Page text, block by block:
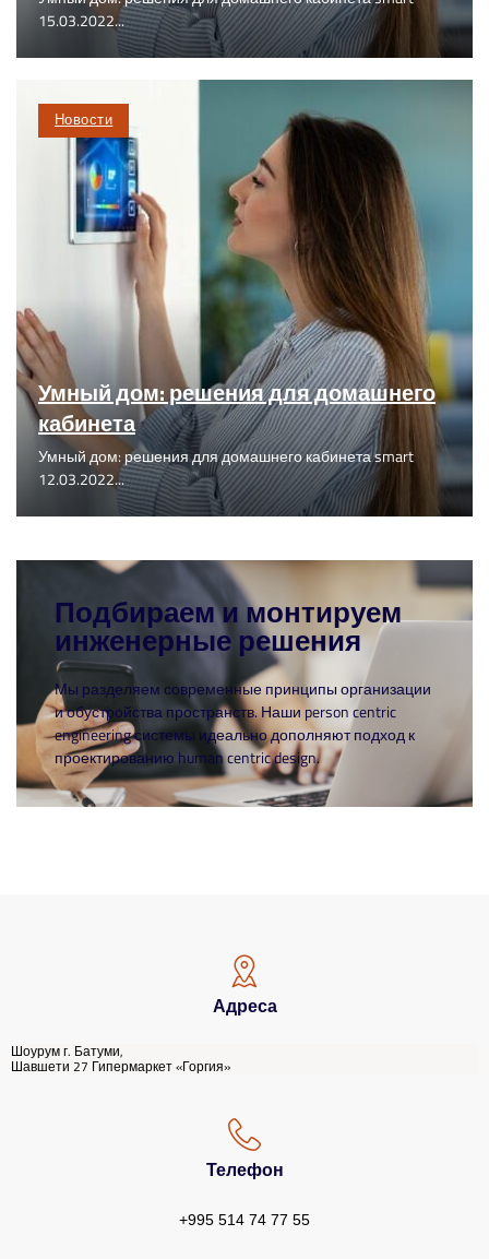
Подбираем и монтируем
инженерные решения
Мы разделяем современные принципы организации
и обустройства пространств. Наши person centric
engineering системы идеально дополняют подход к
проектированию human centric design.
15.03.2022...
Новости
Умный дом: решения для домашнего
кабинета
Умный дом: решения для домашнего кабинета smart
12.03.2022...
Адреса
Шоурум г. Батуми,
Шавшети 27 Гипермаркет «Горгия»
Телефон
+995 514 74 77 55